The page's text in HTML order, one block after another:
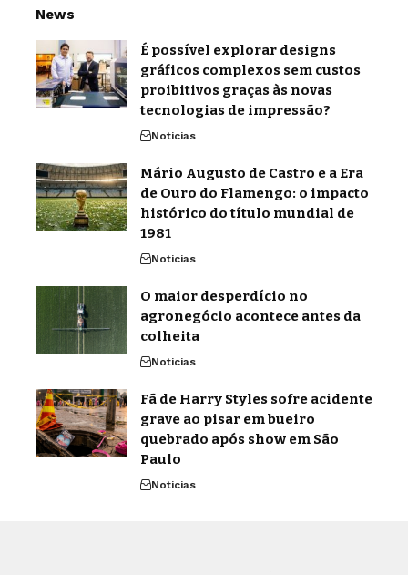
News
É possível explorar designs
gráficos complexos sem custos
proibitivos graças às novas
tecnologias de impressão?
Noticias
Mário Augusto de Castro e a Era
de Ouro do Flamengo: o impacto
histórico do título mundial de
1981
Noticias
O maior desperdício no
agronegócio acontece antes da
colheita
Noticias
Fã de Harry Styles sofre acidente
grave ao pisar em bueiro
quebrado após show em São
Paulo
Noticias